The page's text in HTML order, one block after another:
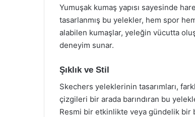
Yumuşak kumaş yapısı sayesinde
tasarlanmış bu yelekler, hem spor
alabilen kumaşlar, yeleğin vücutta
deneyim sunar.
Şıklık ve Stil
Skechers yeleklerinin tasarımları,
çizgileri bir arada barındıran bu
Resmi bir etkinlikte veya gündelik bir